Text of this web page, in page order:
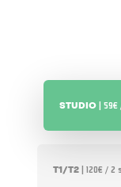
STUDIO |
T1/T2| 120€ / 2